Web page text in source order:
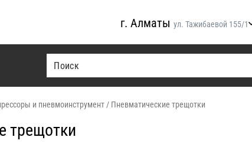
г. Алматы ул. Тажибаевой 155/1
и пневмоинструмент / Пневматические трещотки
трещотки